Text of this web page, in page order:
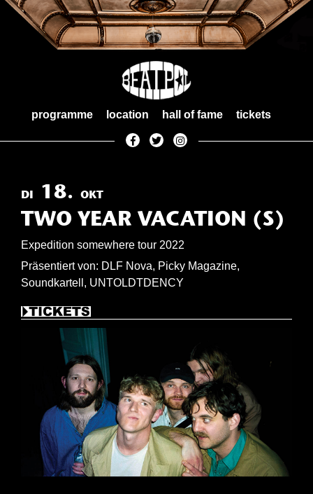
Skip
programme location hall of fame tickets
DI 18. OKT
TWO YEAR VACATION (S)
Expedition somewhere tour 2022
Präsentiert von: DLF Nova, Picky Magazine,
Soundkartell, UNTOLDTDENCY